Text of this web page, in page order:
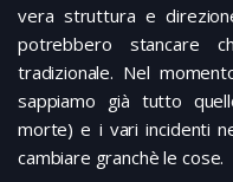
vera struttura e
potrebbero stancare
tradizionale. Nel
sappiamo già tutto
morte) e i vari incidenti
cambiare granchè le cose.